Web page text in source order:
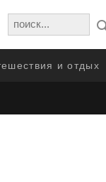
и отдых